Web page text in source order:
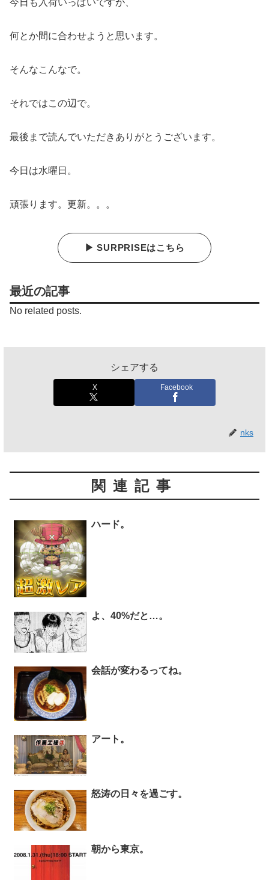
何とか間に合わせようと思います。
そんなこんなで。
それではこの辺で。
最後まで読んでいただきありがとうございます。
今日は水曜日。
頑張ります。更新。。。
▶ SURPRISEはこちら
最近の記事
No related posts.
シェアする
X Facebook
nks
関連記事
ハード。
よ、40%だと…。
会話が変わるってね。
アート。
怒涛の日々を過ごす。
朝から東京。